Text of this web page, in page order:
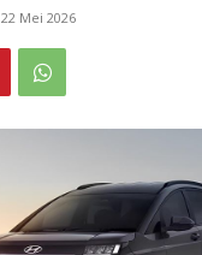
22 Mei 2026